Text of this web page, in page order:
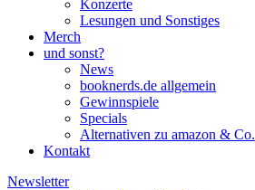
Konzerte
Lesungen und Sonstiges
Merch
und sonst?
News
booknerds.de allgemein
Gewinnspiele
Specials
Alternativen zu amazon & Co.
Kontakt
Newsletter